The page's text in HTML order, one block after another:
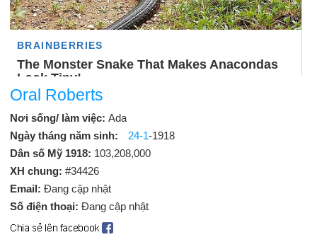
Oral Roberts
Nơi sống/ làm việc: Ada
Ngày tháng năm sinh:
24-1-1918
Dân số Mỹ 1918: 103,208,000
XH chung: #34426
Email: Đang cập nhật
Số điện thoại: Đang cập nhật